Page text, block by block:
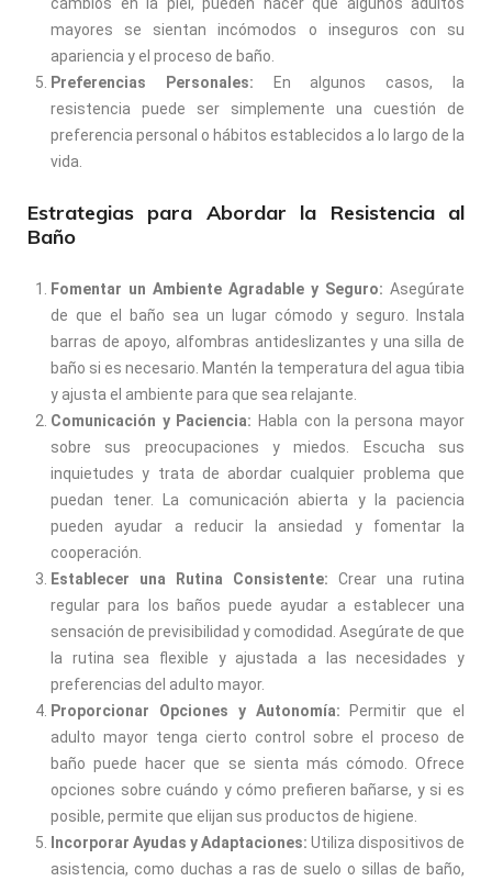
mayores se sientan incómodos o inseguros con su
apariencia y el proceso de baño.
Preferencias Personales:
En algunos casos, la
resistencia puede ser simplemente una cuestión de
preferencia personal o hábitos establecidos a lo largo de la
vida.
Estrategias para Abordar la Resistencia al
Baño
Fomentar un Ambiente Agradable y Seguro: Asegúrate
de que el baño sea un lugar cómodo y seguro. Instala
barras de apoyo, alfombras antideslizantes y una silla de
baño si es necesario. Mantén la temperatura del agua tibia
y ajusta el ambiente para que sea relajante.
Comunicación y Paciencia: Habla con la persona mayor
sobre sus preocupaciones y miedos. Escucha sus
inquietudes y trata de abordar cualquier problema que
puedan tener. La comunicación abierta y la paciencia
pueden ayudar a reducir la ansiedad y fomentar la
cooperación.
Establecer una Rutina Consistente: Crear una rutina
regular para los baños puede ayudar a establecer una
sensación de previsibilidad y comodidad. Asegúrate de que
la rutina sea flexible y ajustada a las necesidades y
preferencias del adulto mayor.
Proporcionar Opciones y Autonomía:
Permitir que el
adulto mayor tenga cierto control sobre el proceso de
baño puede hacer que se sienta más cómodo. Ofrece
opciones sobre cuándo y cómo prefieren bañarse, y si es
posible, permite que elijan sus productos de higiene.
Incorporar Ayudas y Adaptaciones: Utiliza dispositivos de
asistencia, como duchas a ras de suelo o sillas de baño,